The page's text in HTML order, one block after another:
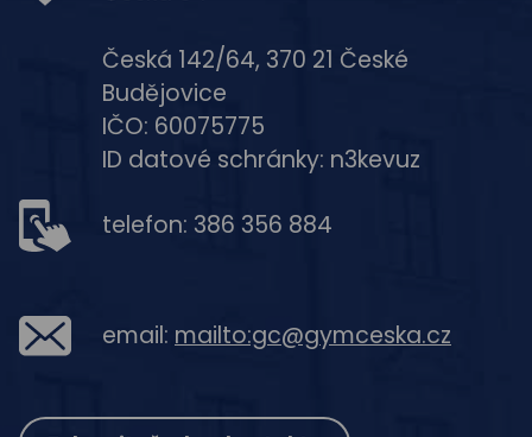
Česká 142/64, 370 21 České
Budějovice
IČO: 60075775
ID datové schránky: n3kevuz
telefon: 386 356 884
email: mailto:gc@gymceska.cz